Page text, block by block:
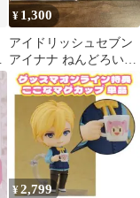
¥ 1,300
アイドリッシュセブン
アイナナ ねんどろいど
アクスタ 二階堂大和 八
乙女楽
¥2,799